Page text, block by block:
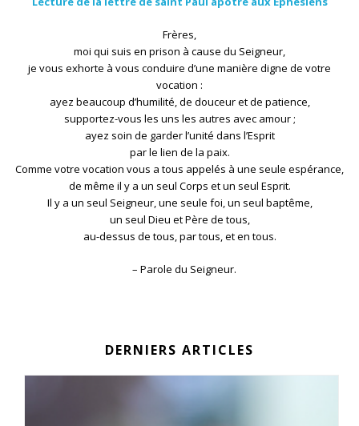
Frères,
moi qui suis en prison à cause du Seigneur,
je vous exhorte à vous conduire d’une manière digne de votre
vocation :
ayez beaucoup d’humilité, de douceur et de patience,
supportez-vous les uns les autres avec amour ;
ayez soin de garder l’unité dans l’Esprit
par le lien de la paix.
Comme votre vocation vous a tous appelés à une seule espérance,
de même il y a un seul Corps et un seul Esprit.
Il y a un seul Seigneur, une seule foi, un seul baptême,
un seul Dieu et Père de tous,
au-dessus de tous, par tous, et en tous.
– Parole du Seigneur.
DERNIERS ARTICLES